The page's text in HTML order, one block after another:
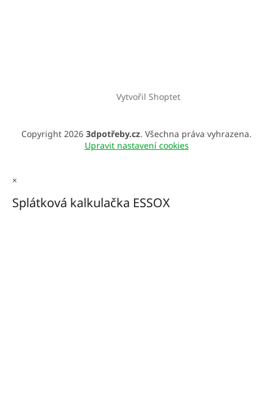
Vytvořil Shoptet
Copyright 2026 3dpotřeby.cz. Všechna práva vyhrazena.
Upravit nastavení cookies
×
Splátková kalkulačka ESSOX